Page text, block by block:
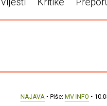
NAJAVA • Piše: MV INFO •